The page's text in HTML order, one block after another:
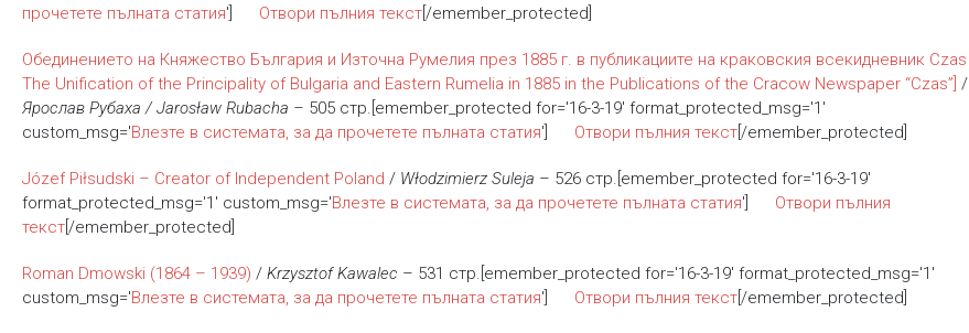
прочетете пълната статия'] Отвори пълния текст[/emember_protected]
Обединението на Княжество България и Източна Румелия през 1885 г. в публикациите на краковския всекидневник Czas
The Unification of the Principality of Bulgaria and Eastern Rumelia in 1885 in the Publications of the Cracow Newspaper “Czas”] /
Ярослав Рубаха / Jarosław Rubacha – 505 стр.[emember_protected for='16-3-19' format_protected_msg='1'
custom_msg='Влезте в системата, за да прочетете пълната статия'] Отвори пълния текст[/emember_protected]
Józef Piłsudski – Creator of Independent Poland / Włodzimierz Suleja – 526 стр.[emember_protected for='16-3-19'
format_protected_msg='1' custom_msg='Влезте в системата, за да прочетете пълната статия']
Отвори пълния
текст[/emember_protected]
Roman Dmowski (1864 – 1939) / Krzysztof Kawalec – 531 стр.[emember_protected for='16-3-19' format_protected_msg='1'
custom_msg='Влезте в системата, за да прочетете пълната статия'] Отвори пълния текст[/emember_protected]